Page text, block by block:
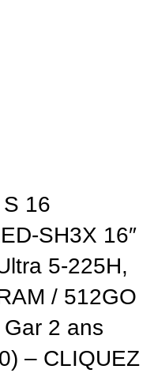
16
SH3X 16″
5-225H,
/ 512GO
2 ans
– CLIQUEZ